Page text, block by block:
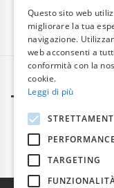
TERMAL
Questo sito web
migliorare la tua
navigazione.
web acconsenti a
conformità con la
cookie.
Leggi di più
PERFORMANCE
TARGETING